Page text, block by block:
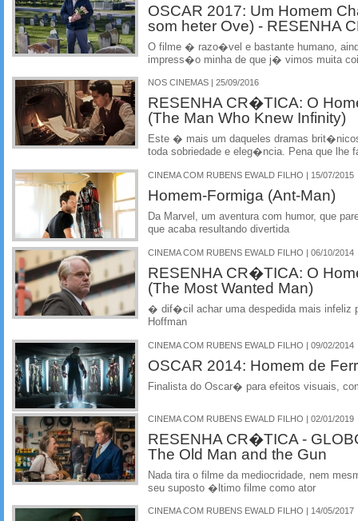
OSCAR 2017: Um Homem
som heter Ove) - RESENHA
O filme � razo�vel e bastante humano,
impress�o minha de que j� vimos muita
NOS CINEMAS | 25/09/2016
RESENHA CR�TICA: O
(The Man Who Knew Infinity)
Este � mais um daqueles dramas
toda sobriedade e eleg�ncia. Pena que lhe
CINEMA COM RUBENS EWALD FILHO | 15/07/2015
Homem-Formiga (Ant-Man)
Da Marvel, um aventura com humor, que
que acaba resultando divertida
CINEMA COM RUBENS EWALD FILHO | 06/10/2014
RESENHA CR�TICA: O
(The Most Wanted Man)
� dif�cil achar uma despedida mais infeliz
Hoffman
CINEMA COM RUBENS EWALD FILHO | 09/02/2014
OSCAR 2014: Homem de
Finalista do Oscar� para efeitos visuais,
CINEMA COM RUBENS EWALD FILHO | 02/01/2019
RESENHA CR�TICA -
The Old Man and the Gun
Nada tira o filme da mediocridade, nem
seu suposto �ltimo filme como ator
CINEMA COM RUBENS EWALD FILHO | 14/05/2017